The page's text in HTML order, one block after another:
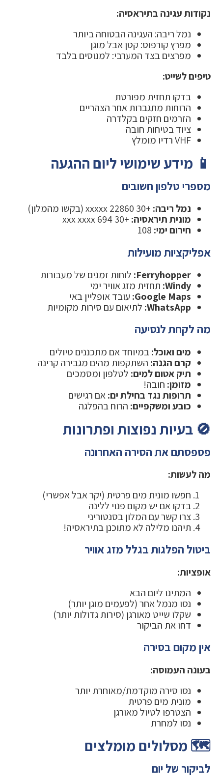
נקודות עגינה בתיראסיה:
נמל ריבה: העגינה הבטוחה ביותר
מפרץ קורפוס: קטן אבל מוגן
מפרצים בצד המערבי: למנוסים בלבד
טיפים לשייט:
בדקו תחזית מפורטת
הרוחות מתגברות אחר הצהריים
הזרמים חזקים בקלדרה
ציוד בטיחות חובה
VHF רדיו מומלץ
📱 מידע שימושי ליום ההגעה
מספרי טלפון חשובים
נמל ריבה: +30 22860 xxxxx (בקשו מהמלון)
מונית תיראסיה: +30 694 xxx xxxx
חירום ימי:
אפליקציות מועילות
Ferryhopper: לוחות זמנים של מעבורות
Windy: תחזית מזג אוויר ימי
Google Maps: עובד אופליין באי
WhatsApp: לתיאום עם סירות מקומיות
מה לקחת לנסיעה
מים ואוכל:במיוחד אם מתכננים טיולים
קרם הגנה: השתקפות מהים מגבירה קרינה
תיק אטום למים: לטלפון ומסמכים
מזומן: חובה!
תרופות נגד בחילת ים:אם רגישים
כובע ומשקפיים: הרוח בהפלגה
🚫 בעיות נפוצות ופתרונות
פספסתם את הסירה האחרונה
מה לעשות:
חפשו מונית מים פרטית (יקר אבל אפשרי)
בדקו אם יש מקום פנוי ללינה
צרו קשר עם המלון בסנטוריני
תיהנו מלילה לא מתוכנן בתיראסיה!
ביטול הפלגות בגלל מזג אוויר
אופציות:
המתינו ליום הבא
נסו מנמל אחר (לפעמים מוגן יותר)
שקלו שייט מאורגן (סירות גדולות יותר)
דחו את הביקור
אין מקום בסירה
בעונה העמוסה:
נסו סירה מוקדמת/מאוחרת יותר
מונית מים פרטית
הצטרפו לטיול מאורגן
נסו למחרת
🗺️ מסלולים מומלצים
לביקור של יום